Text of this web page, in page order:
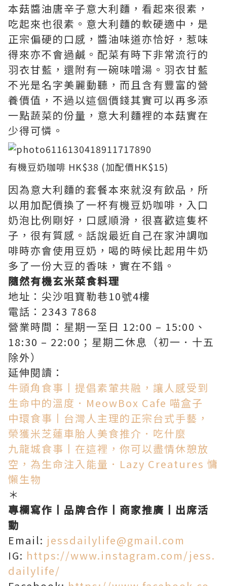
本菇醬油唐辛子意大利麵，看起來很素，
吃起來也很素。意大利麵的軟硬適中，是
正宗偏硬的口感，醬油味道亦恰好，惹味
得來亦不會過鹹。配菜有時下非常流行的
羽衣甘藍，還附有一碗味噌湯。羽衣甘藍
不光是名字美麗動聽，而且含有豐富的營
養價值，不過以這個價錢其實可以再多添
一點蔬菜的份量，意大利麵裡的本菇實在
少得可憐。
有機豆奶咖啡 HK$38 (加配價HK$15)
因為意大利麵的套餐本來就沒有飲品，所
以用加配價換了一杯有機豆奶咖啡，入口
奶泡比例剛好，口感順滑，很喜歡這隻杯
子，很有質感。話說最近自己在家沖調咖
啡時亦會使用豆奶，喝的時候比起用牛奶
多了一份大豆的香味，實在不錯。
隨然有機玄米菜食料理
地址：尖沙咀寶勒巷10號4樓
電話：2343 7868
營業時間：星期一至日 12:00 – 15:00、
18:30 – 22:00；星期二休息（初一．十五
除外）
延伸閱讀：
牛頭角食事丨提倡素葷共融，讓人感受到
生命中的溫度．MeowBox Cafe 喵盒子
中環食事丨台灣人主理的正宗台式手藝，
榮獲米芝蓮車胎人美食推介．吃什麼
九龍城食事丨在這裡，你可以盡情休憩放
空，為生命注入能量．Lazy Creatures 慵
懶生物
＊
專欄寫作丨品牌合作丨商家推廣丨出席活
動
Email: jessdailylife@gmail.com
IG: https://www.instagram.com/jess.
dailylife/